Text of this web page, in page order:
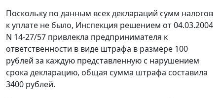
Поскольку по данным всех деклараций сумм налогов
к уплате не было, Инспекция решением от 04.03.2004
N 14-27/57 привлекла предпринимателя к
ответственности в виде штрафа в размере 100
рублей за каждую представленную с нарушением
срока декларацию, общая сумма штрафа составила
3400 рублей.